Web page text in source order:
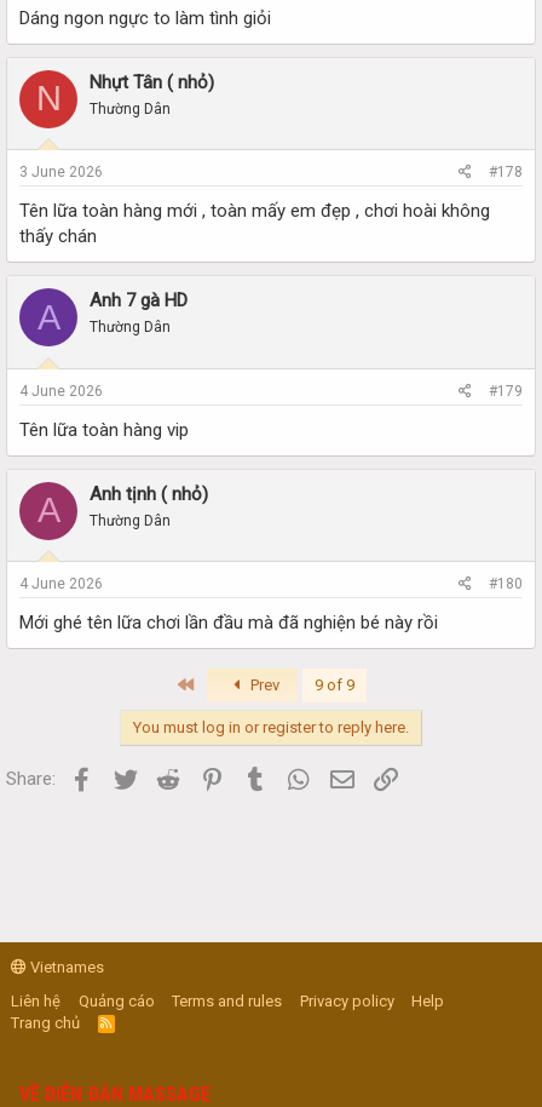
Dáng ngon ngực to làm tình giỏi
N Nhựt Tân ( nhỏ)
Thường Dân
3 June 2026 #178
Tên lữa toàn hàng mới , toàn mấy em đẹp , chơi hoài không
thấy chán
A Anh 7 gà HD
Thường Dân
4 June 2026 #179
Tên lữa toàn hàng vip
A Anh tịnh ( nhỏ)
Thường Dân
4 June 2026 #180
Mới ghé tên lữa chơi lần đầu mà đã nghiện bé này rồi
Prev 9 of 9
You must log in or register to reply here.
Share: Facebook
Twitter Reddit PinterestTumblr WhatsApp
Email
Vietnames
Liên hệ
Quảng cáo Terms and rules Privacy policy
Help
Trang chủ
R
S
VỀ DIỄN ĐÀN MASSAGE